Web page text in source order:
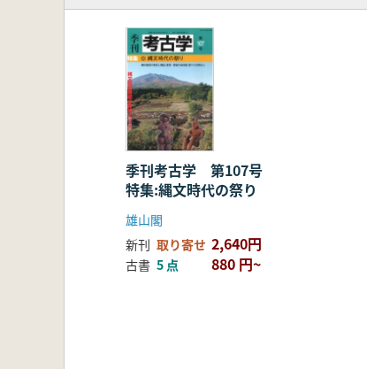
季刊考古学 第107号
特集:縄文時代の祭り
雄山閣
新刊 取り寄せ 2,640円
古書 5 点 880 円~